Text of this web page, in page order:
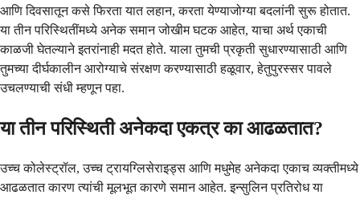
आणि दिवसातून कसे फिरता यात लहान, करता येण्याजोग्या बदलांनी सुरू होतात.
या तीन परिस्थितींमध्ये अनेक समान जोखीम घटक आहेत, याचा अर्थ एकाची
काळजी घेतल्याने इतरांनाही मदत होते. याला तुमची प्रकृती सुधारण्यासाठी आणि
तुमच्या दीर्घकालीन आरोग्याचे संरक्षण करण्यासाठी हळूवार, हेतुपुरस्सर पावले
उचलण्याची संधी म्हणून पहा.
या तीन परिस्थिती अनेकदा एकत्र का आढळतात?
उच्च कोलेस्ट्रॉल, उच्च ट्रायग्लिसेराइड्स आणि मधुमेह अनेकदा एकाच व्यक्तीमध्ये
आढळतात कारण त्यांची मूलभूत कारणे समान आहेत. इन्सुलिन प्रतिरोध या